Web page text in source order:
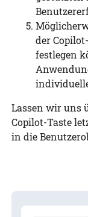
der
festlegen
Lassen wir uns
Copilot-Taste
in die